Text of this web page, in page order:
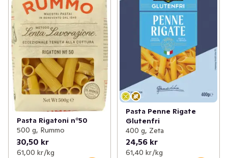
Pasta Rigatoni n°50
500 g, Rummo
30,50 kr
61,00 kr /kg
Pasta Penne Rigate
Glutenfri
400 g, Zeta
24,56 kr
61,40 kr /kg